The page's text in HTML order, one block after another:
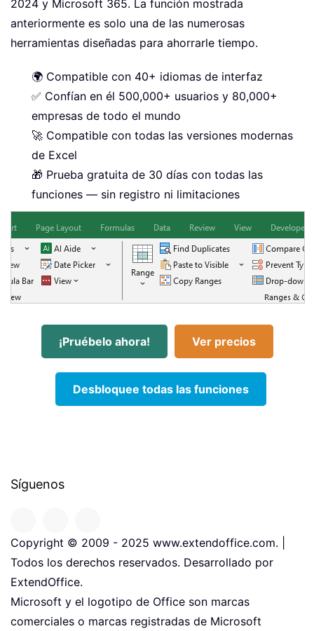
2024 y Microsoft 365. La función mostrada
anteriormente es solo una de las numerosas
herramientas diseñadas para ahorrarle tiempo.
🌍 Compatible con 40+ idiomas de interfaz
✅ Confían en él 500,000+ usuarios y 80,000+
empresas de todo el mundo
🚀 Compatible con todas las versiones modernas
de Excel
🎁 Prueba gratuita de 30 días con todas las
funciones — sin registro ni limitaciones
¡Pruébelo ahora! Ver precios
Desbloquee todas las funciones
Síguenos
Copyright © 2009 - 2025 www.extendoffice.com. |
Todos los derechos reservados. Desarrollado por
ExtendOffice.
Microsoft y el logotipo de Office son marcas
comerciales o marcas registradas de Microsoft